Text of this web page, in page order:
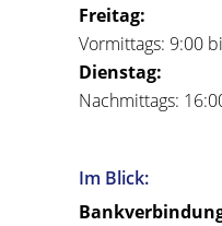
Freitag:
Vormittags: 9:00
Dienstag:
Nachmittags:
Im Blick: